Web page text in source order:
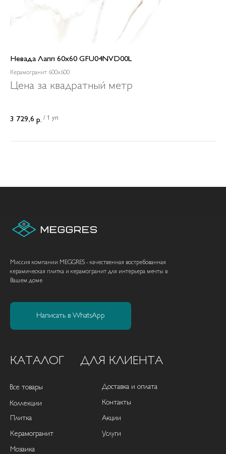
Невада Лапп 60x60 GFU04NVD00L
Керамогранит 600x600
Цена за квадратный метр
3 729,6 р. / 1 уп
КАТАЛОГ
Плитка
Все товары
Керамогранит
Мозаика
ДЛЯ КЛИЕНТА
Доставка и оплата
Контакты
Акции
Услуги
Коллекции
Миссия компании MEGGRES - качественная востребованная
керамическая плитка и керамогранит для интерьера мечты в
Вашем доме
Написать в WhatsApp